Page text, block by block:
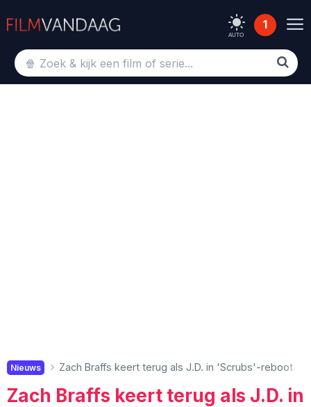
AUTO
1
Nieuws Zach Braffs keert terug als J.D. in 'Scrubs'-reboot
Zach Braffs keert terug als J.D. in